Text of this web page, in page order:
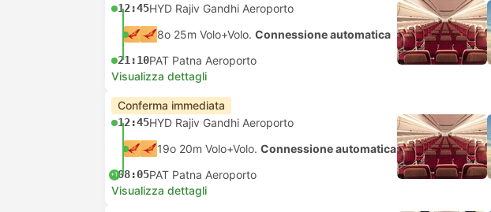
12:45HYD Rajiv Gandhi Aeroporto
8o 25m Volo+Volo. Connessione automatica
21:10PAT Patna Aeroporto
Visualizza dettagli
Conferma immediata
12:45HYD Rajiv Gandhi Aeroporto
19o 20m Volo+Volo. Connessione automatica
+108:05PAT Patna Aeroporto
Visualizza dettagli